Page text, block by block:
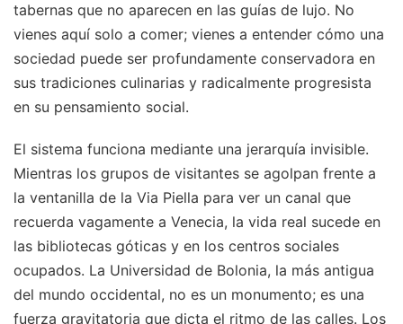
tabernas que no aparecen en las guías de lujo. No
vienes aquí solo a comer; vienes a entender cómo una
sociedad puede ser profundamente conservadora en
sus tradiciones culinarias y radicalmente progresista
en su pensamiento social.
El sistema funciona mediante una jerarquía invisible.
Mientras los grupos de visitantes se agolpan frente a
la ventanilla de la Via Piella para ver un canal que
recuerda vagamente a Venecia, la vida real sucede en
las bibliotecas góticas y en los centros sociales
ocupados. La Universidad de Bolonia, la más antigua
del mundo occidental, no es un monumento; es una
fuerza gravitatoria que dicta el ritmo de las calles. Los